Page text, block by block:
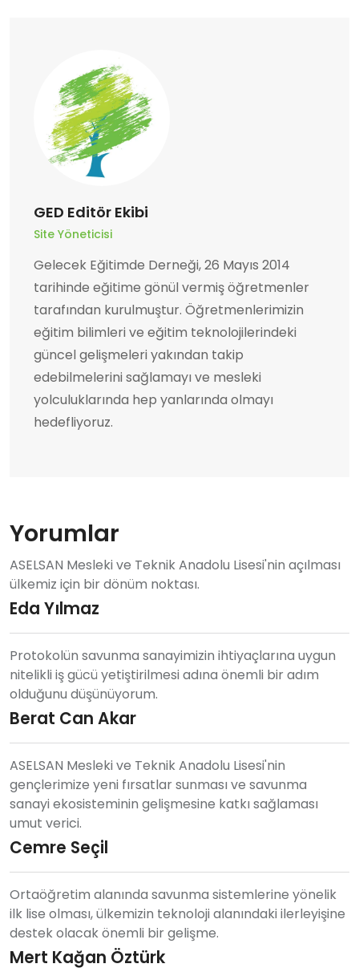
GED Editör Ekibi
Site Yöneticisi
Gelecek Eğitimde Derneği, 26 Mayıs 2014
tarihinde eğitime gönül vermiş öğretmenler
tarafından kurulmuştur. Öğretmenlerimizin
eğitim bilimleri ve eğitim teknolojilerindeki
güncel gelişmeleri yakından takip
edebilmelerini sağlamayı ve mesleki
yolculuklarında hep yanlarında olmayı
hedefliyoruz.
Yorumlar
ASELSAN Mesleki ve Teknik Anadolu Lisesi'nin açılması
ülkemiz için bir dönüm noktası.
Eda Yılmaz
Protokolün savunma sanayimizin ihtiyaçlarına uygun
nitelikli iş gücü yetiştirilmesi adına önemli bir adım
olduğunu düşünüyorum.
Berat Can Akar
ASELSAN Mesleki ve Teknik Anadolu Lisesi'nin
gençlerimize yeni fırsatlar sunması ve savunma
sanayi ekosisteminin gelişmesine katkı sağlaması
umut verici.
Cemre Seçil
Ortaöğretim alanında savunma sistemlerine yönelik
ilk lise olması, ülkemizin teknoloji alanındaki ilerleyişine
destek olacak önemli bir gelişme.
Mert Kağan Öztürk